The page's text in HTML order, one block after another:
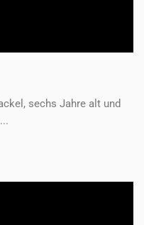
sechs Jahre alt und